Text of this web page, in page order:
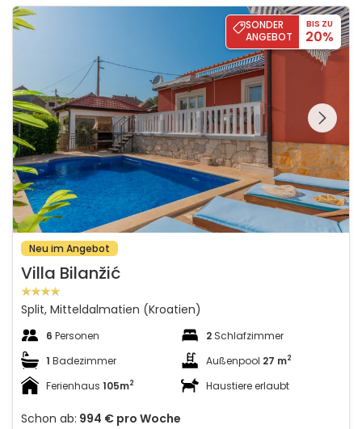
Villa Bilanžić
SONDER
ANGEBOT
BIS ZU
20%
Schauen Sie sich die
gesamte Galerie
Neu im Angebot
Villa Bilanžić
Split, Mitteldalmatien (Kroatien)
6 Personen 2 Schlafzimmer
1 Badezimmer Außenpool 27 m2
Ferienhaus 105m2 Haustiere erlaubt
Schon ab: 994 € pro Woche